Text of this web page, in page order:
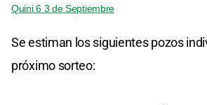
Quini 6 3 de Septiembre
Se estiman los siguientes pozos
próximo sorteo: